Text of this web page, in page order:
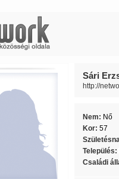
Sári
http://
Nem: Nő
Kor: 57
Település:
Családi